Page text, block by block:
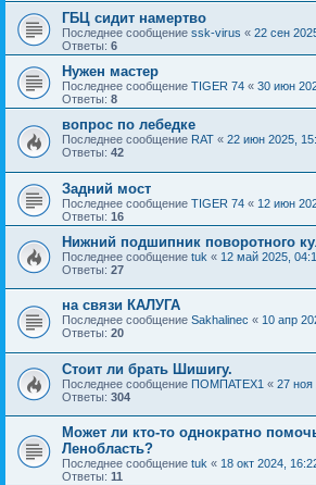
ГБЦ сидит намертво
Последнее сообщение ssk-virus « 22 сен
Ответы: 6
Нужен мастер
Последнее сообщение TIGER 74 « 30 июн
Ответы: 8
вопрос по лебедке
Последнее сообщение RAT « 22 июн 2025,
Ответы: 42
Задний мост
Последнее сообщение TIGER 74 « 12 июн
Ответы: 16
Нижний подшипник поворотного
Последнее сообщение tuk « 12 май 2025,
Ответы: 27
на связи КАЛУГА
Последнее сообщение Sakhalinec « 10 апр
Ответы: 20
Стоит ли брать Шишигу.
Последнее сообщение ПОМПАТЕХ1 « 27 ноя
Ответы: 304
Может ли кто-то однократно
Ленобласть?
Последнее сообщение tuk « 18 окт 2024,
Ответы: 11